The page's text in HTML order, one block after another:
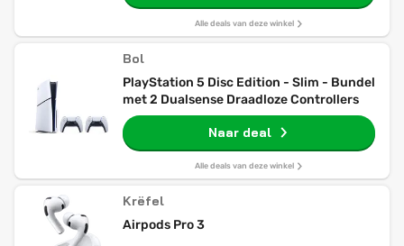
Alle deals van deze winkel
Bol
PlayStation 5 Disc Edition - Slim - Bundel
met 2 Dualsense Draadloze Controllers
Naar deal
Alle deals van deze winkel
Krëfel
Airpods Pro 3